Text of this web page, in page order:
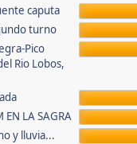
caputa
turno
Pico
Rio Lobos,
EN LA SAGRA
y lluvia...